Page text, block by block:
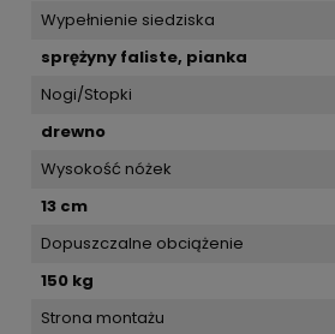
Wypełnienie siedziska
sprężyny faliste, pianka
Nogi/Stopki
drewno
Wysokość nóżek
13 cm
Dopuszczalne obciążenie
150 kg
Strona montażu